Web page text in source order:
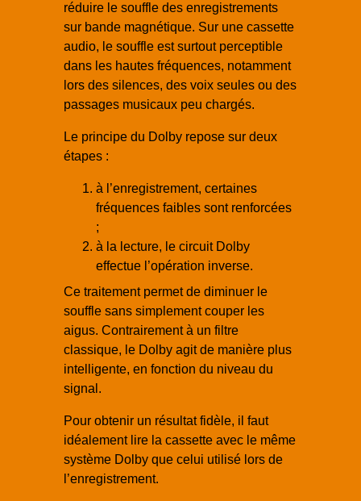
réduire le souffle des enregistrements
sur bande magnétique. Sur une cassette
audio, le souffle est surtout perceptible
dans les hautes fréquences, notamment
lors des silences, des voix seules ou des
passages musicaux peu chargés.
Le principe du Dolby repose sur deux
étapes :
à l’enregistrement, certaines
fréquences faibles sont renforcées
;
à la lecture, le circuit Dolby
effectue l’opération inverse.
Ce traitement permet de diminuer le
souffle sans simplement couper les
aigus. Contrairement à un filtre
classique, le Dolby agit de manière plus
intelligente, en fonction du niveau du
signal.
Pour obtenir un résultat fidèle, il faut
idéalement lire la cassette avec le même
système Dolby que celui utilisé lors de
l’enregistrement.